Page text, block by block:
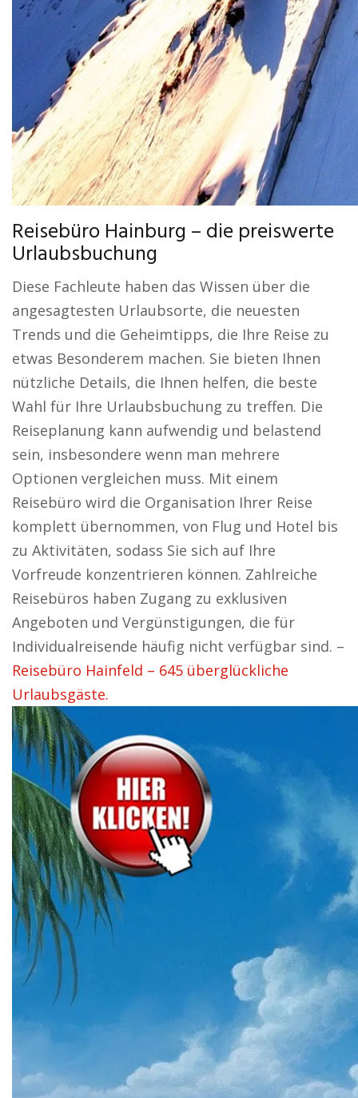
Reisebüro Hainburg – die preiswerte
Urlaubsbuchung
Diese Fachleute haben das Wissen über die
angesagtesten Urlaubsorte, die neuesten
Trends und die Geheimtipps, die Ihre Reise zu
etwas Besonderem machen. Sie bieten Ihnen
nützliche Details, die Ihnen helfen, die beste
Wahl für Ihre Urlaubsbuchung zu treffen. Die
Reiseplanung kann aufwendig und belastend
sein, insbesondere wenn man mehrere
Optionen vergleichen muss. Mit einem
Reisebüro wird die Organisation Ihrer Reise
komplett übernommen, von Flug und Hotel bis
zu Aktivitäten, sodass Sie sich auf Ihre
Vorfreude konzentrieren können. Zahlreiche
Reisebüros haben Zugang zu exklusiven
Angeboten und Vergünstigungen, die für
Individualreisende häufig nicht verfügbar sind. –
Reisebüro Hainfeld – 645 überglückliche
Urlaubsgäste.